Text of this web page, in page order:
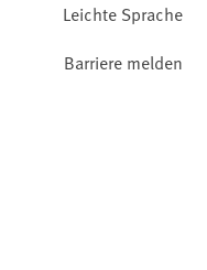
Leichte Sprache
Barriere melden